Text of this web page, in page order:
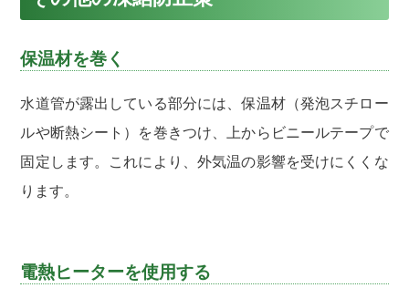
保温材を巻く
水道管が露出している部分には、保温材（発泡スチロー
ルや断熱シート）を巻きつけ、上からビニールテープで
固定します。これにより、外気温の影響を受けにくくな
ります。
電熱ヒーターを使用する